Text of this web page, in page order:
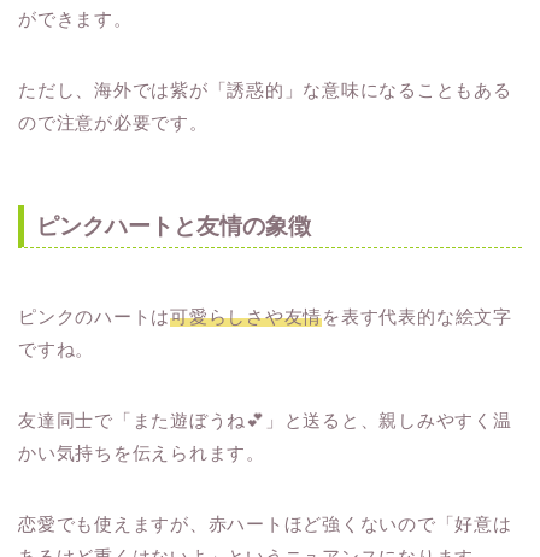
ができます。
ただし、海外では紫が「誘惑的」な意味になることもある
ので注意が必要です。
ピンクハートと友情の象徴
ピンクのハートは可愛らしさや友情を表す代表的な絵文字
ですね。
友達同士で「また遊ぼうね💕」と送ると、親しみやすく温
かい気持ちを伝えられます。
恋愛でも使えますが、赤ハートほど強くないので「好意は